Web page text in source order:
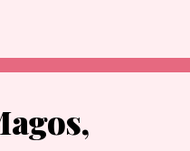
Recetas varían de país a
de enero, durante la
Reyes"), que conmemora la
hispanas en los Estados
presentes...